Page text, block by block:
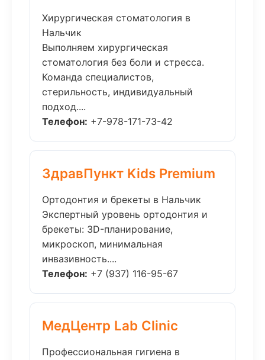
Хирургическая стоматология в
Нальчик
Выполняем хирургическая
стоматология без боли и стресса.
Команда специалистов,
стерильность, индивидуальный
подход....
Телефон: +7-978-171-73-42
ЗдравПункт Kids Premium
Ортодонтия и брекеты в Нальчик
Экспертный уровень ортодонтия и
брекеты: 3D-планирование,
микроскоп, минимальная
инвазивность....
Телефон: +7 (937) 116-95-67
МедЦентр Lab Clinic
Профессиональная гигиена в